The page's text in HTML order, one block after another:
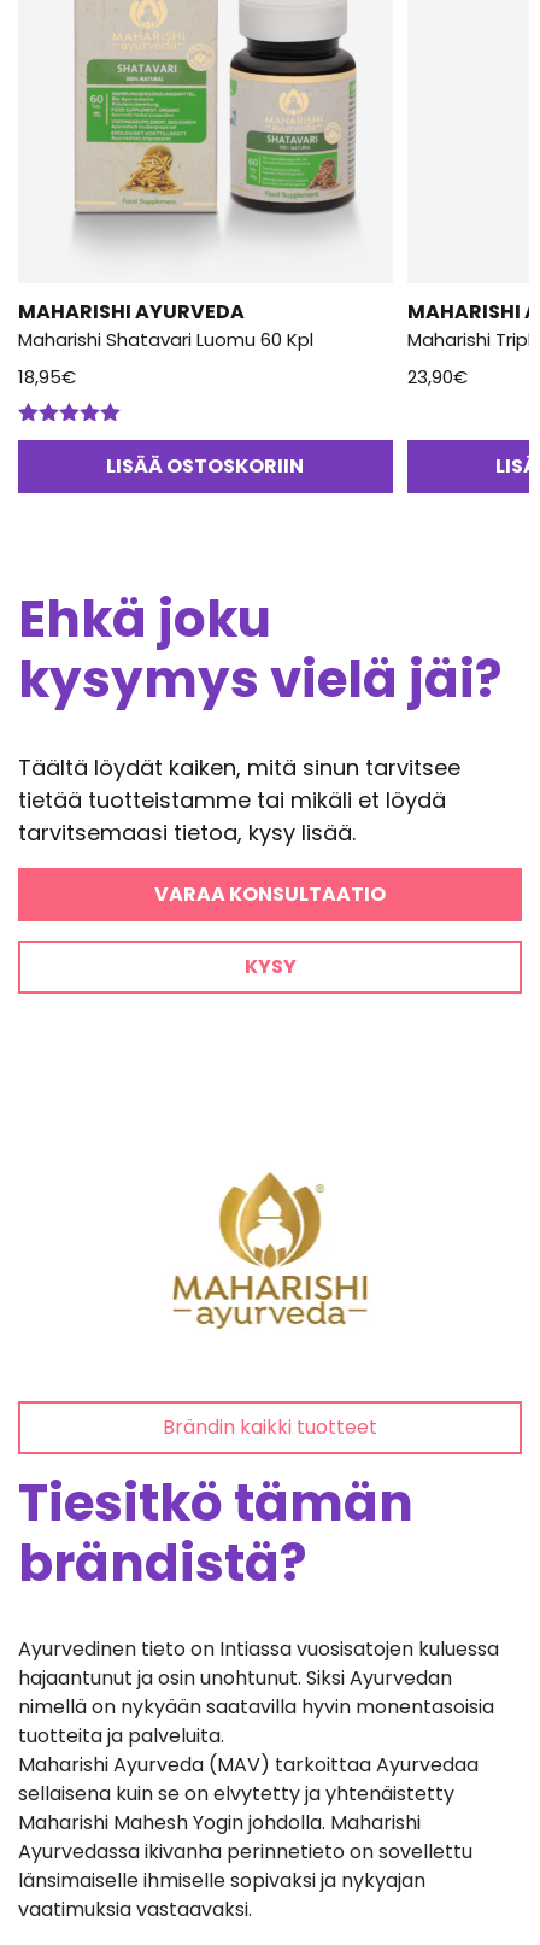
MAHARISHI AYURVEDA
Maharishi Shatavari Luomu 60 Kpl
18,95€
Arvostelu
LISÄÄ OSTOSKORIIN
MAHARISHI
Maharishi
23,90€
Ehkä joku
kysymys vielä jäi?
Täältä löydät kaiken, mitä sinun tarvitsee
tietää tuotteistamme tai mikäli et löydä
tarvitsemaasi tietoa, kysy lisää.
VARAA KONSULTAATIO
KYSY
Brändin kaikki tuotteet
Tiesitkö tämän
brändistä?
Ayurvedinen tieto on Intiassa vuosisatojen kuluessa
hajaantunut ja osin unohtunut. Siksi Ayurvedan
nimellä on nykyään saatavilla hyvin monentasoisia
tuotteita ja palveluita.
Maharishi Ayurveda (MAV) tarkoittaa Ayurvedaa
sellaisena kuin se on elvytetty ja yhtenäistetty
Maharishi Mahesh Yogin johdolla. Maharishi
Ayurvedassa ikivanha perinnetieto on sovellettu
länsimaiselle ihmiselle sopivaksi ja nykyajan
vaatimuksia vastaavaksi.